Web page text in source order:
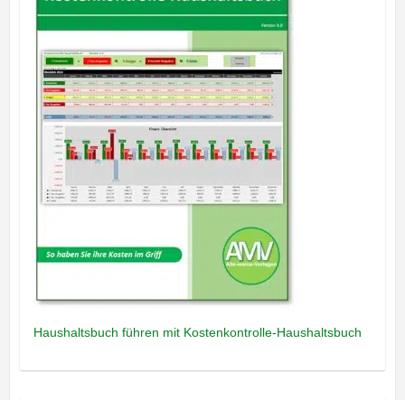
Haushaltsbuch führen mit Kostenkontrolle-Haushaltsbuch